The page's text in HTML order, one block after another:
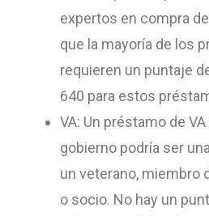
expertos en compra
que la mayoría de los
requieren un puntaje
640 para estos
VA: Un préstamo de
gobierno podría ser
un veterano, miembro
o socio. No hay un